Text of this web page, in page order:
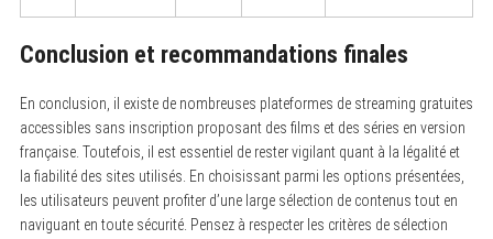
Conclusion et recommandations finales
En conclusion, il existe de nombreuses plateformes de streaming gratuites
accessibles sans inscription proposant des films et des séries en version
française. Toutefois, il est essentiel de rester vigilant quant à la légalité et
la fiabilité des sites utilisés. En choisissant parmi les options présentées,
les utilisateurs peuvent profiter d’une large sélection de contenus tout en
naviguant en toute sécurité. Pensez à respecter les critères de sélection